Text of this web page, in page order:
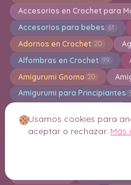
Accesorios en Crochet para
Accesorios para bebes 61
Adornos en Crochet 20
Alfombras en Crochet 99
Amigurumi Gnomo 20
Amigurumi para Principiantes
Bermudas Bikinis en
Usamos cookies para
aceptar o rechazar. Más